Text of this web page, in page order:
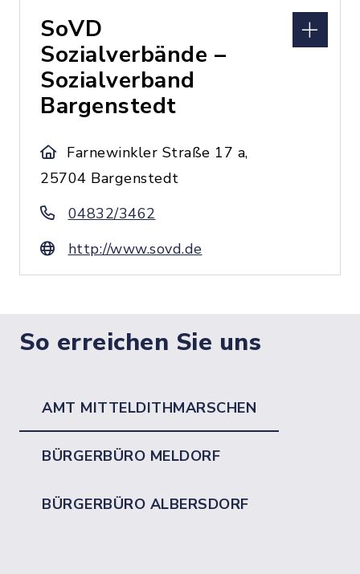
SoVD
Sozialverbände –
Sozialverband
Bargenstedt
Farnewinkler Straße 17 a,
25704 Bargenstedt
04832/3462
http://www.sovd.de
So erreichen Sie uns
AMT MITTELDITHMARSCHEN
BÜRGERBÜRO MELDORF
BÜRGERBÜRO ALBERSDORF